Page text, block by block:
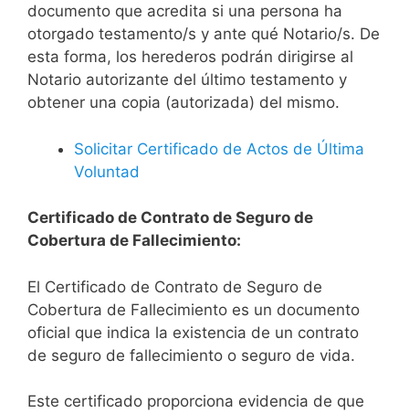
documento que acredita si una persona ha
otorgado testamento/s y ante qué Notario/s. De
esta forma, los herederos podrán dirigirse al
Notario autorizante del último testamento y
obtener una copia (autorizada) del mismo.
Solicitar Certificado de Actos de Última
Voluntad
Certificado de Contrato de Seguro de
Cobertura de Fallecimiento:
El Certificado de Contrato de Seguro de
Cobertura de Fallecimiento es un documento
oficial que indica la existencia de un contrato
de seguro de fallecimiento o seguro de vida.
Este certificado proporciona evidencia de que